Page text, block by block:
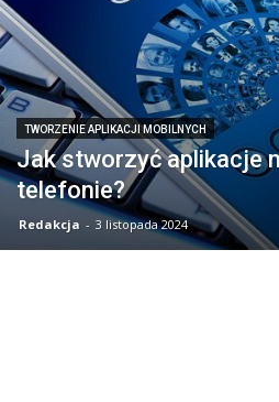
TWORZENIE APLIKACJI MOBILNYCH
Jak stworzyć aplikacje
telefonie?
Redakcja - 3 listopada 2024